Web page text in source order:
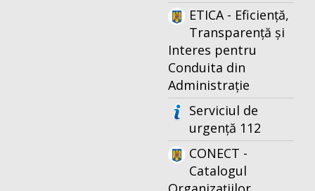
ETICA - Eficiență,
Transparență și
Interes pentru
Conduita din
Administrație
Serviciul de
urgență 112
CONECT -
Catalogul